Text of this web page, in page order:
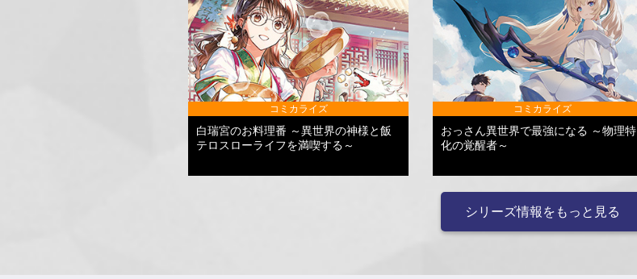
コミカライズ
白瑞宮のお料理番 ～異世界の神様と飯
テロスローライフを満喫する～
コミカライズ
おっさん異世界で最強になる ～物理特
化の覚醒者～
シリーズ情報をもっと見る